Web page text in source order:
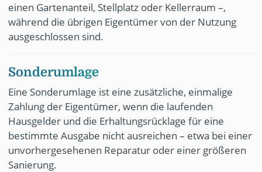
einen Gartenanteil, Stellplatz oder Kellerraum –,
während die übrigen Eigentümer von der Nutzung
ausgeschlossen sind.
Sonderumlage
Eine Sonderumlage ist eine zusätzliche, einmalige
Zahlung der Eigentümer, wenn die laufenden
Hausgelder und die Erhaltungsrücklage für eine
bestimmte Ausgabe nicht ausreichen – etwa bei einer
unvorhergesehenen Reparatur oder einer größeren
Sanierung.